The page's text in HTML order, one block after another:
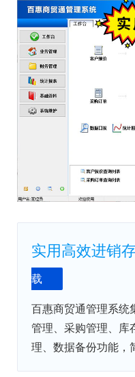
实用高效进销
载
百惠商贸通管理系统
管理、采购管理、库
理、数据备份功能，